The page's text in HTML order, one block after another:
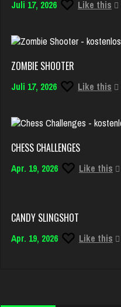
Juli 17, 2026 Like this
ZOMBIE SHOOTER
Juli 17, 2026 Like this
CHESS CHALLENGES
Apr. 19, 2026 Like this
CANDY SLINGSHOT
Apr. 19, 2026 Like this